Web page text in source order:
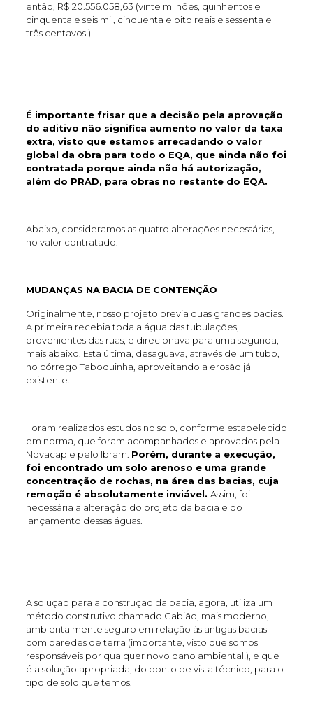
então, R$ 20.556.058,63 (vinte milhões, quinhentos e
cinquenta e seis mil, cinquenta e oito reais e sessenta e
três centavos ).
É importante frisar que a decisão pela aprovação
do aditivo não significa aumento no valor da taxa
extra, visto que estamos arrecadando o valor
global da obra para todo o EQA, que ainda não foi
contratada porque ainda não há autorização,
além do PRAD, para obras no restante do EQA.
Abaixo, consideramos as quatro alterações necessárias,
no valor contratado.
MUDANÇAS NA BACIA DE CONTENÇÃO
Originalmente, nosso projeto previa duas grandes bacias.
A primeira recebia toda a água das tubulações,
provenientes das ruas, e direcionava para uma segunda,
mais abaixo. Esta última, desaguava, através de um tubo,
no córrego Taboquinha, aproveitando a erosão já
existente.
Foram realizados estudos no solo, conforme estabelecido
em norma, que foram acompanhados e aprovados pela
Novacap e pelo Ibram. Porém, durante a execução,
foi encontrado um solo arenoso e uma grande
concentração de rochas, na área das bacias, cuja
remoção é absolutamente inviável. Assim, foi
necessária a alteração do projeto da bacia e do
lançamento dessas águas.
A solução para a construção da bacia, agora, utiliza um
método construtivo chamado Gabião, mais moderno,
ambientalmente seguro em relação às antigas bacias
com paredes de terra (importante, visto que somos
responsáveis por qualquer novo dano ambiental!), e que
é a solução apropriada, do ponto de vista técnico, para o
tipo de solo que temos.